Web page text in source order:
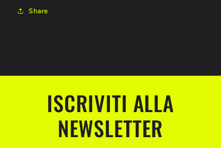
Share
ISCRIVITI ALLA
NEWSLETTER